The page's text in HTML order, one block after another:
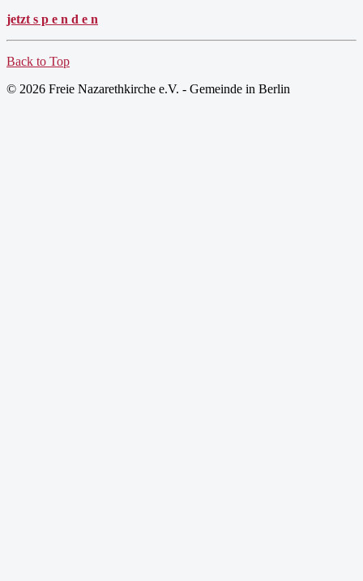
jetzt s p e n d e n
Back to Top
© 2026 Freie Nazarethkirche e.V. - Gemeinde in Berlin